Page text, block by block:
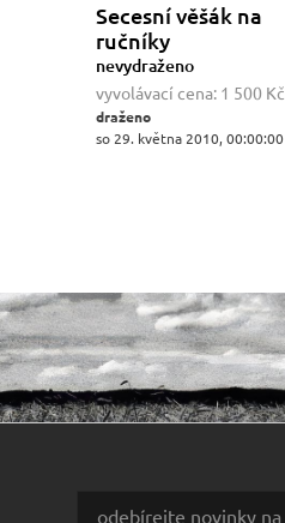
Secesní věšák na
ručníky
nevydraženo
vyvolávací cena: 1 500 Kč
draženo
so 29. května 2010, 00:00:00